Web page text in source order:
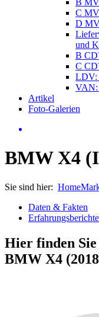
B
C
D
und
B
C
LDV:
VAN:
Artikel
Foto-Galerien
BMW X4
Sie sind hier: Home
Daten & Fakten
Erfahrungsberichte
Hier finden
BMW X4